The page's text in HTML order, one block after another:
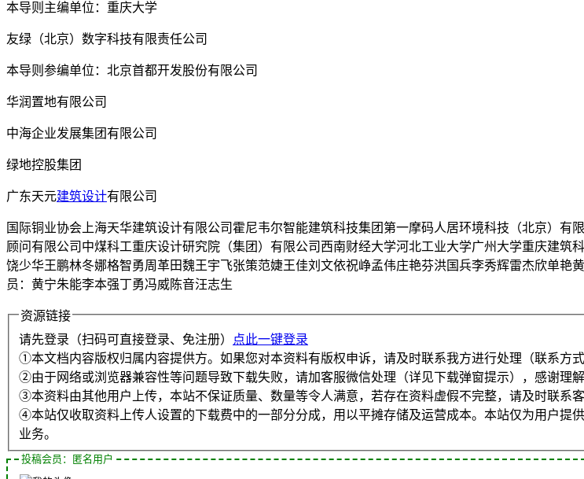
本导则主编单位：重庆大学
友绿（北京）数字科技有限责任公司
本导则参编单位：北京首都开发股份有限公司
华润置地有限公司
中海企业发展集团有限公司
绿地控股集团
广东天元建筑设计有限公司
国际铜业协会上海天华建筑设计有限公司霍尼韦尔智能建筑科技集团第一摩码人居环境科技（北京）
顾问有限公司中煤科工重庆设计研究院（集团）有限公司西南财经大学河北工业大学广州大学重庆建
饶少华王鹏林冬娜格智勇周革田魏王宇飞张策范婕王佳刘文依祝峥孟伟庄艳芬洪国兵李秀辉雷杰欣单
员：黄宁朱能李本强丁勇冯威陈音汪志生
资源链接
请先登录（扫码可直接登录、免注册）
点此一键登录
①本文档内容版权归属内容提供方。如果您对本资料有版权申诉，请及时联系我方进行处理（联系方式
②由于网络或浏览器兼容性等问题导致下载失败，请加客服微信处理（详见下载弹窗提示），感谢理解
③本资料由其他用户上传，本站不保证质量、数量等令人满意，若存在资料虚假不完整，请及时联系客
④本站仅收取资料上传人设置的下载费中的一部分分成，用以平摊存储及运营成本。本站仅为用户提
业务。
投稿会员：匿名用户